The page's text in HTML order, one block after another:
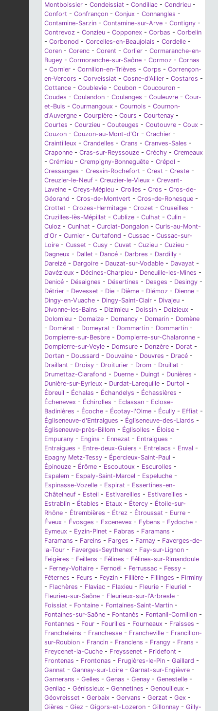
Montboissier - Condeissiat - Condillac - Condrieu -
Confort - Confrançon - Conjux - Connangles -
Contamine-Sarzin - Contamine-sur-Arve - Contigny -
Contrevoz - Conzieu - Copponex - Corbas - Corbelin
- Corbonod - Corcelles-en-Beaujolais - Cordelle -
Coren - Corenc - Corent - Corlier - Cormaranche-en-
Bugey - Cormoranche-sur-Saône - Cormoz - Cornas
- Cornier - Cornillon-en-Trièves - Corps - Corrençon-
en-Vercors - Corveissiat - Cosne-d'Allier - Costaros -
Cottance - Coublevie - Coubon - Coucouron -
Coudes - Coulandon - Coulanges - Couleuvre - Cour-
et-Buis - Courmangoux - Cournols - Cournon-
d'Auvergne - Courpière - Cours - Courtenay -
Courtes - Courzieu - Couteuges - Coutouvre - Coux -
Couzon - Couzon-au-Mont-d'Or - Crachier -
Craintilleux - Crandelles - Crans - Cranves-Sales -
Craponne - Cras-sur-Reyssouze - Créchy - Cremeaux
- Crémieu - Crempigny-Bonneguête - Crépol -
Cressanges - Cressin-Rochefort - Crest - Creste -
Creuzier-le-Neuf - Creuzier-le-Vieux - Crevant-
Laveine - Creys-Mépieu - Crolles - Cros - Cros-de-
Géorand - Cros-de-Montvert - Cros-de-Ronesque -
Crottet - Crozes-Hermitage - Crozet - Cruseilles -
Cruzilles-lès-Mépillat - Cublize - Culhat - Culin -
Culoz - Cunlhat - Curciat-Dongalon - Curis-au-Mont-
d'Or - Curnier - Curtafond - Cussac - Cussac-sur-
Loire - Cusset - Cusy - Cuvat - Cuzieu - Cuzieu -
Dagneux - Dallet - Dancé - Darbres - Dardilly -
Dareizé - Dargoire - Dauzat-sur-Vodable - Davayat -
Davézieux - Décines-Charpieu - Deneuille-les-Mines -
Denicé - Désaignes - Désertines - Desges - Desingy -
Détrier - Devesset - Die - Dième - Diémoz - Dienne -
Dingy-en-Vuache - Dingy-Saint-Clair - Divajeu -
Divonne-les-Bains - Dizimieu - Doissin - Doizieux -
Dolomieu - Domaize - Domancy - Domarin - Domène
- Domérat - Domeyrat - Dommartin - Dommartin -
Dompierre-sur-Besbre - Dompierre-sur-Chalaronne -
Dompierre-sur-Veyle - Domsure - Donzère - Dorat -
Dortan - Doussard - Douvaine - Douvres - Dracé -
Draillant - Droisy - Droiturier - Drom - Druillat -
Drumettaz-Clarafond - Duerne - Duingt - Dunières -
Dunière-sur-Eyrieux - Durdat-Larequille - Durtol -
Ébreuil - Échalas - Échandelys - Échassières -
Échenevex - Échirolles - Eclassan - Eclose-
Badinières - Écoche - Écotay-l'Olme - Écully - Effiat -
Égliseneuve-d'Entraigues - Égliseneuve-des-Liards -
Égliseneuve-près-Billom - Églisolles - Éloise -
Empurany - Engins - Ennezat - Entraigues -
Entraigues - Entre-deux-Guiers - Entrelacs - Enval -
Epagny Metz-Tessy - Épercieux-Saint-Paul -
Épinouze - Érôme - Escoutoux - Escurolles -
Espalem - Espaly-Saint-Marcel - Espeluche -
Espinasse-Vozelle - Espirat - Essertines-en-
Châtelneuf - Esteil - Estivareilles - Estivareilles -
Estrablin - Étables - Etaux - Étercy - Étoile-sur-
Rhône - Étrembières - Étrez - Étroussat - Eurre -
Éveux - Évosges - Excenevex - Eybens - Eydoche -
Eymeux - Eyzin-Pinet - Fabras - Faramans -
Faramans - Fareins - Farges - Farnay - Faverges-de-
la-Tour - Faverges-Seythenex - Fay-sur-Lignon -
Feigères - Feillens - Félines - Félines-sur-Rimandoule
- Ferney-Voltaire - Fernoël - Ferrussac - Fessy -
Féternes - Feurs - Feyzin - Fillière - Fillinges - Firminy
- Flachères - Flaviac - Flaxieu - Fleurie - Fleuriel -
Fleurieu-sur-Saône - Fleurieux-sur-l'Arbresle -
Foissiat - Fontaine - Fontaines-Saint-Martin -
Fontaines-sur-Saône - Fontanès - Fontanil-Cornillon -
Fontannes - Four - Fourilles - Fourneaux - Fraisses -
Francheleins - Franchesse - Francheville - Francillon-
sur-Roubion - Francin - Franclens - Frangy - Frans -
Freycenet-la-Cuche - Freyssenet - Fridefont -
Frontenas - Frontonas - Frugières-le-Pin - Gaillard -
Gannat - Gannay-sur-Loire - Garnat-sur-Engièvre -
Garnerans - Gelles - Genas - Genay - Genestelle -
Genilac - Génissieux - Gennetines - Genouilleux -
Géovreisset - Gerbaix - Gervans - Gerzat - Gex -
Gières - Giez - Gigors-et-Lozeron - Gillonnay - Gilly-